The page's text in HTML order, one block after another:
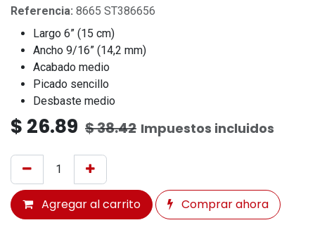
Referencia: 8665 ST386656
Largo 6” (15 cm)
Ancho 9/16” (14,2 mm)
Acabado medio
Picado sencillo
Desbaste medio
$ 26.89 $38.42 Impuestos incluidos
Agregar al carrito Comprar ahora